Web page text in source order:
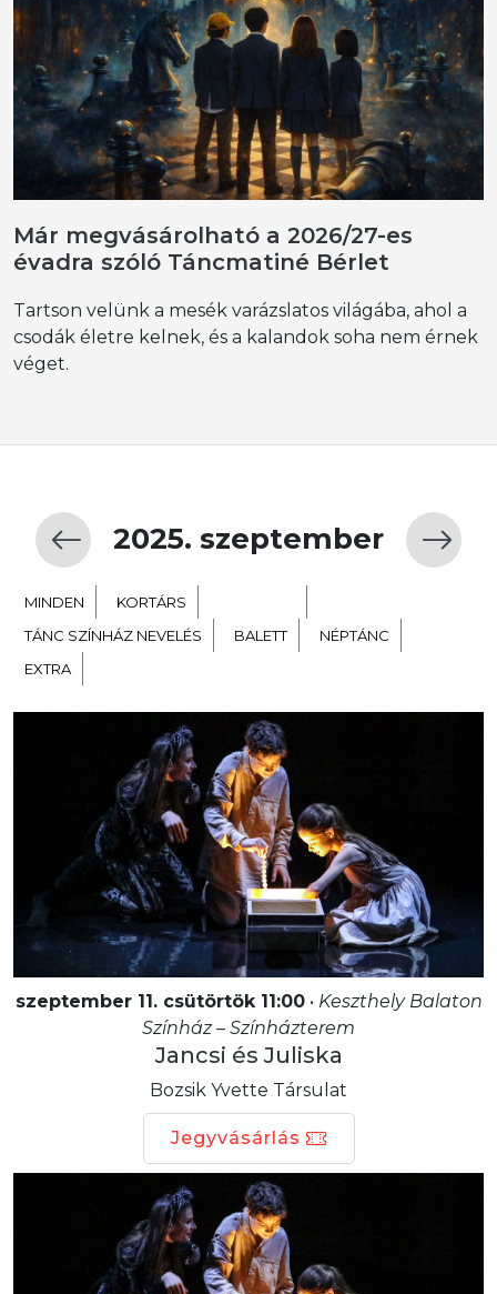
Már megvásárolható a 2026/27-es
évadra szóló Táncmatiné Bérlet
Tartson velünk a mesék varázslatos világába, ahol a
csodák életre kelnek, és a kalandok soha nem érnek
véget.
2025. szeptember
MINDEN KORTÁRS
TÁNC SZÍNHÁZ NEVELÉS
BALETT
NÉPTÁNC
EXTRA
szeptember 11. csütörtök 11:00• Keszthely Balaton
Színház – Színházterem
Jancsi és Juliska
Bozsik Yvette Társulat
Jegyvásárlás